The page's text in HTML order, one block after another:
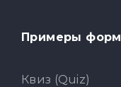
Примеры форм
Квиз (Quiz)